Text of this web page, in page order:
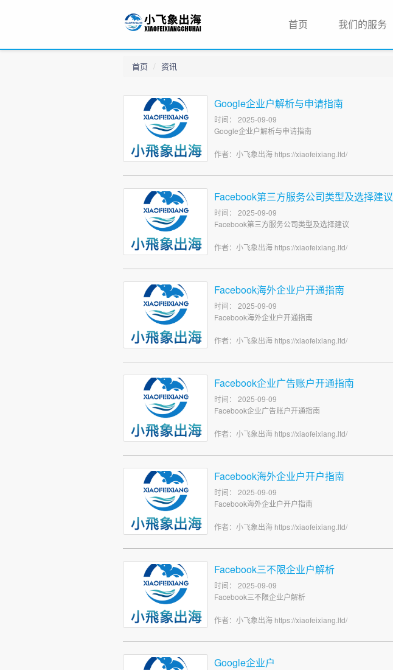
首页 (current)我们的服务
首页 资讯
Google企业户解析与申请指南
时间： 2025-09-09
Google企业户解析与申请指南
作者：小飞象出海 https://xiaofeixiang.ltd/
Facebook第三方服务公司类型及选择建议
时间： 2025-09-09
Facebook第三方服务公司类型及选择建议
作者：小飞象出海 https://xiaofeixiang.ltd/
Facebook海外企业户开通指南
时间： 2025-09-09
Facebook海外企业户开通指南
作者：小飞象出海 https://xiaofeixiang.ltd/
Facebook企业广告账户开通指南
时间： 2025-09-09
Facebook企业广告账户开通指南
作者：小飞象出海 https://xiaofeixiang.ltd/
Facebook海外企业户开户指南
时间： 2025-09-09
Facebook海外企业户开户指南
作者：小飞象出海 https://xiaofeixiang.ltd/
Facebook三不限企业户解析
时间： 2025-09-09
Facebook三不限企业户解析
作者：小飞象出海 https://xiaofeixiang.ltd/
Google企业户